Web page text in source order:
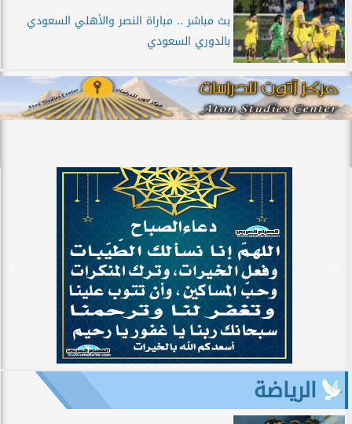
بث مباشر .. مباراة النصر والأهلي السعودي
بالدوري السعودي
الرياضة